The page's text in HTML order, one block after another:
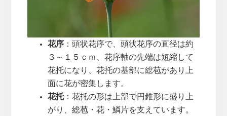
花序：頭状花序で、頭状花序の直径は約
３～１５ｃｍ、花序軸の先端は短縮して
花托になり、花托の基部に総苞があり上
面に花が密集します。
花托：花托の形は上部で円錐形に盛り上
がり、総苞・花・鱗片を支えています。